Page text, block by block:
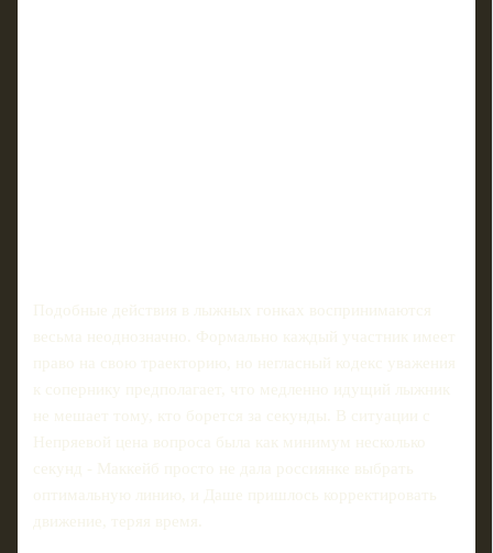
Подобные действия в лыжных гонках воспринимаются
весьма неоднозначно. Формально каждый участник имеет
право на свою траекторию, но негласный кодекс уважения
к сопернику предполагает, что медленно идущий лыжник
не мешает тому, кто борется за секунды. В ситуации с
Непряевой цена вопроса была как минимум несколько
секунд - Маккейб просто не дала россиянке выбрать
оптимальную линию, и Даше пришлось корректировать
движение, теряя время.